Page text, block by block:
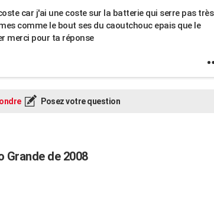
car j'ai une coste sur la batterie qui serre pas très
comme le bout ses du caoutchouc epais que le
merci pour ta réponse
Posez votre question
Grande de 2008